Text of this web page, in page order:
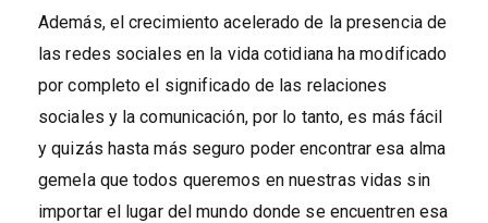
Además, el crecimiento acelerado de la presencia de
las redes sociales en la vida cotidiana ha modificado
por completo el significado de las relaciones
sociales y la comunicación, por lo tanto, es más fácil
y quizás hasta más seguro poder encontrar esa alma
gemela que todos queremos en nuestras vidas sin
importar el lugar del mundo donde se encuentren esa